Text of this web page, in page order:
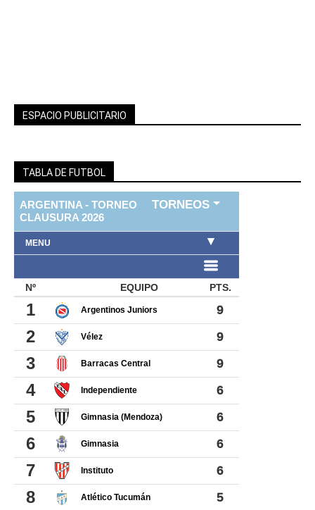
ESPACIO PUBLICITARIO
TABLA DE FUTBOL